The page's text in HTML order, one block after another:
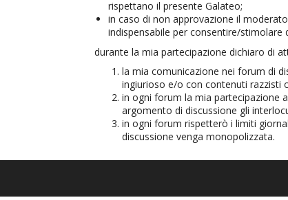
rispettano il presente Galateo;
in caso di non approvazione il
indispensabile per consentire/stimolare
durante la mia partecipazione dichiaro di
la mia comunicazione nei forum di
ingiurioso e/o con contenuti razzisti
in ogni forum la mia partecipazione
argomento di discussione gli
in ogni forum rispetterò i limiti
discussione venga monopolizzata.